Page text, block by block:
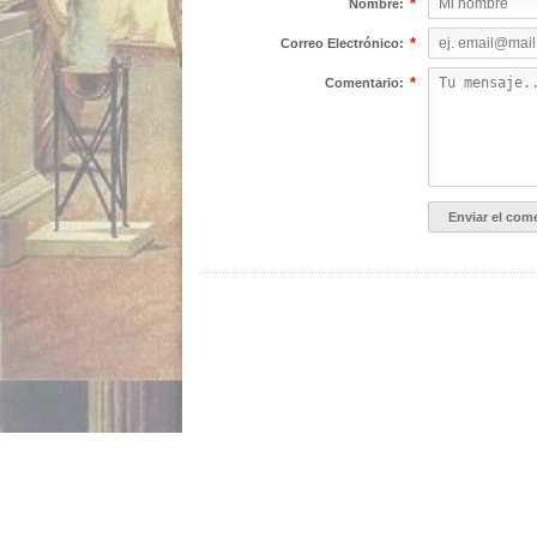
Nombre: *
Correo Electrónico: *
Comentario: *